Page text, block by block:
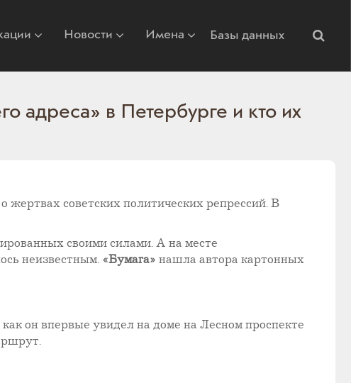
Новости Имена Базы данных
адреса» в Петербурге и кто их
жертвах советских политических репрессий. В
своими силами. А на месте
неизвестным. «Бумага» нашла автора картонных
он впервые увидел на доме на Лесном проспекте